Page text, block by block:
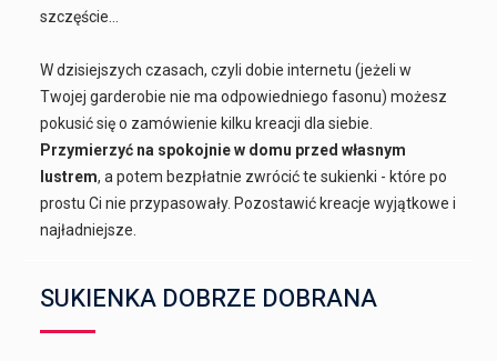
szczęście...
W dzisiejszych czasach, czyli dobie internetu (jeżeli w
Twojej garderobie nie ma odpowiedniego fasonu) możesz
pokusić się o zamówienie kilku kreacji dla siebie.
Przymierzyć na spokojnie w domu przed własnym
lustrem, a potem bezpłatnie zwrócić te sukienki - które po
prostu Ci nie przypasowały. Pozostawić kreacje wyjątkowe i
najładniejsze.
SUKIENKA DOBRZE DOBRANA